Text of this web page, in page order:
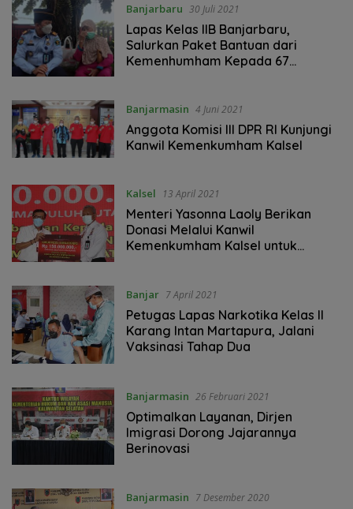
Banjarbaru 30 Juli 2021
Lapas Kelas IIB Banjarbaru,
Salurkan Paket Bantuan dari
Kemenhumham Kepada 67
Banjarmasin 4 Juni 2021
Anggota Komisi III DPR RI Kunjungi
Kanwil Kemenkumham Kalsel
Kalsel 13 April 2021
Menteri Yasonna Laoly Berikan
Donasi Melalui Kanwil
Kemenkumham Kalsel untuk
Banjar 7 April 2021
Petugas Lapas Narkotika Kelas II
Karang Intan Martapura, Jalani
Vaksinasi Tahap Dua
Banjarmasin 26 Februari 2021
Optimalkan Layanan, Dirjen
Imigrasi Dorong Jajarannya
Berinovasi
Banjarmasin 7 Desember 2020